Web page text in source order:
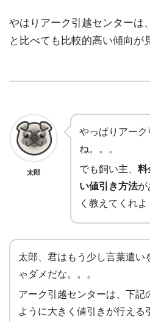
やはりアーク引越センターは
と比べても比較的高い傾向が
太郎
やっぱりアー
ね。。。
でも飼い主、 料
い値引き方法が
く教えてくれよ
太郎、君はもう少し言葉遣い
ゃダメだな。。。
アーク引越センターは、下記
ように大きく値引きが行える